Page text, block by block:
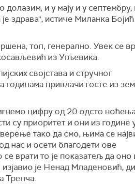
долазим, и у мају и у септембру,
здрава", истиче Миланка
топ, генерално. Увек се
из Угљевика.
својстава и стручног
годинама привлачи госте из
цифру од 20 одсто
су приоритет и они из године
тако да смо, њима се
нас и осети благодети ове
врати то је показатељ да оно
је Ненад Младеновић,
Трепча.